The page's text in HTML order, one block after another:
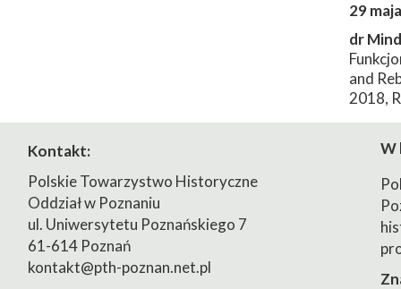
29
dr
and
2018,
Kontakt:
Polskie Towarzystwo Historyczne
Oddział w Poznaniu
ul. Uniwersytetu Poznańskiego 7
61-614 Poznań
kontakt@pth-poznan.net.pl
W